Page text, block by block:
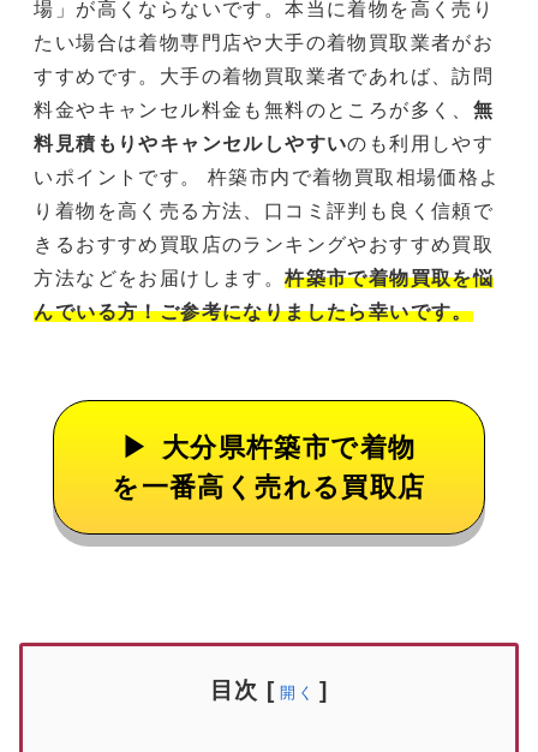
場」が高くならないです。本当に着物を高く売り
たい場合は着物専門店や大手の着物買取業者がお
すすめです。大手の着物買取業者であれば、訪問
料金やキャンセル料金も無料のところが多く、 無
料見積もりやキャンセルしやすいのも利用しやす
いポイントです。 杵築市内で着物買取相場価格よ
り着物を高く売る方法、口コミ評判も良く信頼で
きるおすすめ買取店のランキングやおすすめ買取
方法などをお届けします。杵築市で着物買取を悩
んでいる方！ご参考になりましたら幸いです。
大分県杵築市で着物
を一番高く売れる買取店
目次 [ 開く ]